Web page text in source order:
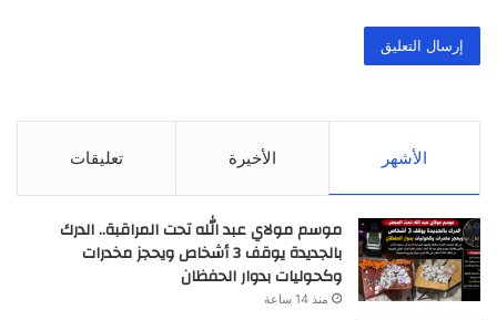
الأشهر الأخيرة تعليقات
موسم مولاي عبد الله تحت المراقبة.. الدرك
بالجديدة يوقف 3 أشخاص ويحجز مخدرات
وكحوليات بدوار الحفظان
منذ 14 ساعة